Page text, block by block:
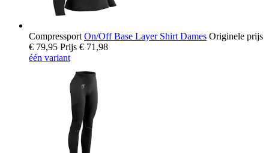
Compressport On/Off Base Layer Shirt Dames Originele prijs
€ 79,95 Prijs € 71,98
één variant